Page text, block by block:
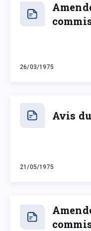
26/03/1975
mercredi 26 mars
Avis
21/05/1975
mercredi 21 mai 1975